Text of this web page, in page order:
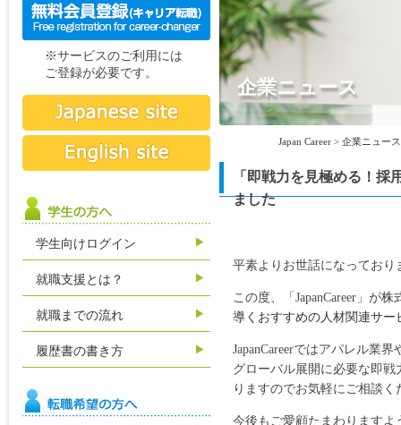
企業ニュース
Japan Career > 企業ニュース
「即戦力を見極める！
ました
平素よりお世話になっており
この度、「JapanCareer」が株
導くおすすめの人材関連サ
JapanCareerではアパレル業
グローバル展開に必要な即
りますのでお気軽にご相談く
今後もご愛顧たまわります
※サービスのご利用には
ご登録が必要です。
学生向けログイン
就職支援とは？
就職までの流れ
履歴書の書き方